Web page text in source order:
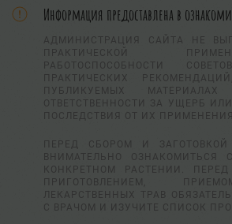
Информация предоставлена в
АДМИНИСТРАЦИЯ САЙТА НЕ
ПРАКТИЧЕСКОЙ
РАБОТОСПОСОБНОСТИ
ПРАКТИЧЕСКИХ
ПУБЛИКУЕМЫХ
ОТВЕТСТВЕННОСТИ ЗА УЩЕРБ
ПОСЛЕДСТВИЯ ОТ ИХ ПРИМЕНЕНИЯ.
ПЕРЕД СБОРОМ И ЗАГОТОВКОЙ
ВНИМАТЕЛЬНО ОЗНАКОМИТЬСЯ
КОНКРЕТНОМ РАСТЕНИИ. ПЕРЕД
ПРИГОТОВЛЕНИЕМ,
ЛЕКАРСТВЕННЫХ ТРАВ
С ВРАЧОМ И ИЗУЧИТЕ СПИСОК